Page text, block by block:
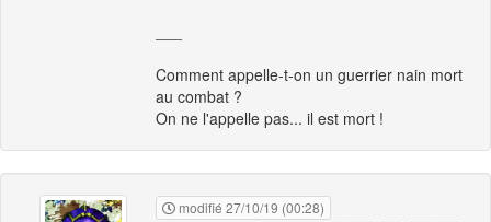
Comment appelle-t-on un guerrier nain mort
au combat ?
On ne l'appelle pas... il est mort !
modifié 27/10/19 (00:28)